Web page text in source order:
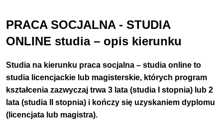
PRACA SOCJALNA - STUDIA
ONLINE studia – opis kierunku
Studia na kierunku praca socjalna – studia onlineto
studia licencjackie lub magisterskie, których program
kształcenia zazwyczaj trwa 3 lata (studia I stopnia) lub 2
lata (studia II stopnia) i kończy się uzyskaniem dyplomu
( licencjata lub magistra).